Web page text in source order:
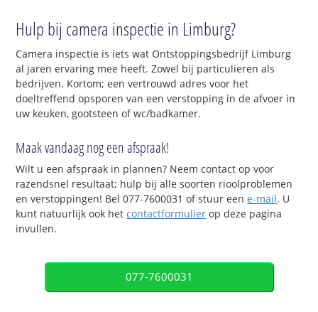
Hulp bij camera inspectie in Limburg?
Camera inspectie is iets wat Ontstoppingsbedrijf Limburg
al jaren ervaring mee heeft. Zowel bij particulieren als
bedrijven. Kortom; een vertrouwd adres voor het
doeltreffend opsporen van een verstopping in de afvoer in
uw keuken, gootsteen of wc/badkamer.
Maak vandaag nog een afspraak!
Wilt u een afspraak in plannen? Neem contact op voor
razendsnel resultaat; hulp bij alle soorten rioolproblemen
en verstoppingen! Bel 077-7600031 of stuur eene-mail. U
kunt natuurlijk ook hetcontactformulier op deze pagina
invullen.
077-7600031